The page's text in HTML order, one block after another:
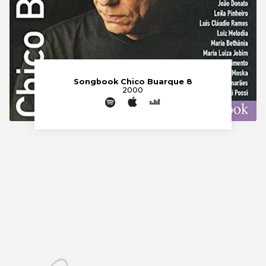
Songbook Chico Buarque 8
2000